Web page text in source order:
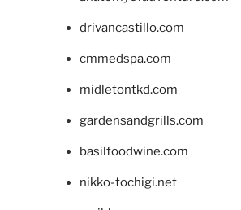
drivancastillo.com
cmmedspa.com
midletontkd.com
gardensandgrills.com
basilfoodwine.com
nikko-tochigi.net